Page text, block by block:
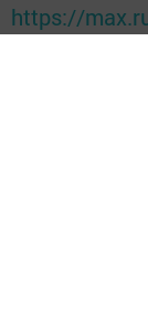
https://